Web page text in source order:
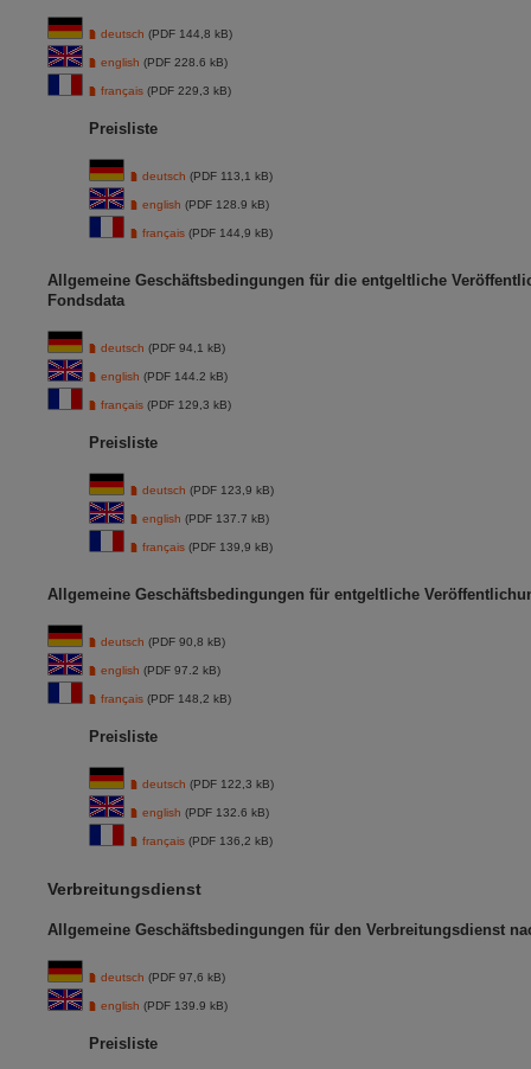
deutsch (PDF 144,8 kB)
english (PDF 228.6 kB)
français (PDF 229,3 kB)
Preisliste
deutsch (PDF 113,1 kB)
english (PDF 128.9 kB)
français (PDF 144,9 kB)
Allgemeine Geschäftsbedingungen für die entgeltliche
Fondsdata
deutsch (PDF 94,1 kB)
english (PDF 144.2 kB)
français (PDF 129,3 kB)
Preisliste
deutsch (PDF 123,9 kB)
english (PDF 137.7 kB)
français (PDF 139,9 kB)
Allgemeine Geschäftsbedingungen für entgeltliche
deutsch (PDF 90,8 kB)
english (PDF 97.2 kB)
français (PDF 148,2 kB)
Preisliste
deutsch (PDF 122,3 kB)
english (PDF 132.6 kB)
français (PDF 136,2 kB)
Verbreitungsdienst
Allgemeine Geschäftsbedingungen für den Verbreitungsdienst
deutsch (PDF 97,6 kB)
english (PDF 139.9 kB)
Preisliste